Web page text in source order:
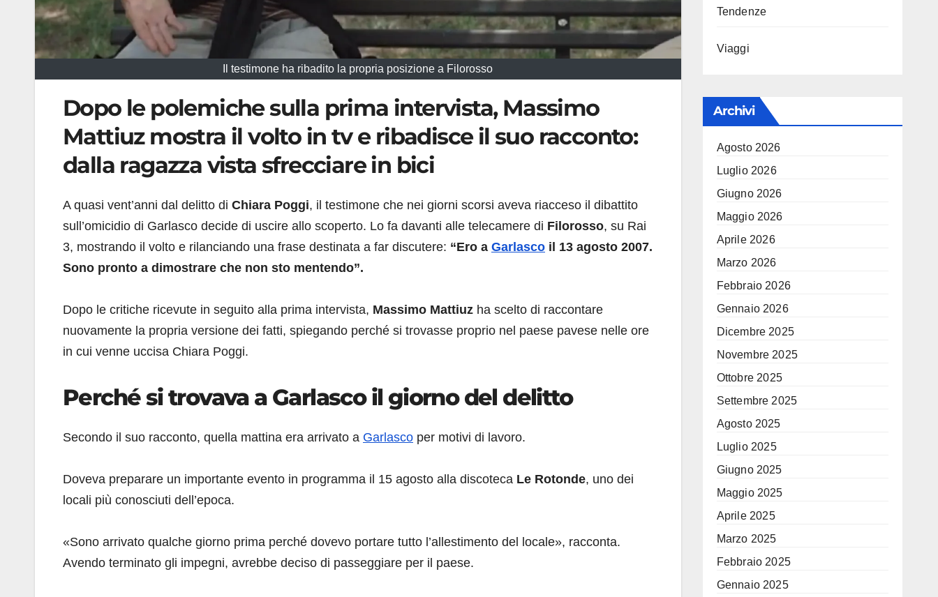
Il testimone ha ribadito la propria posizione a Filorosso
Dopo le polemiche sulla prima intervista, Massimo
Mattiuz mostra il volto in tv e ribadisce il suo racconto:
dalla ragazza vista sfrecciare in bici
A quasi vent’anni dal delitto di Chiara Poggi, il testimone che nei giorni scorsi aveva riacceso il dibattito
sull’omicidio di Garlasco decide di uscire allo scoperto. Lo fa davanti alle telecamere di Filorosso, su Rai
3, mostrando il volto e rilanciando una frase destinata a far discutere: “Ero a Garlasco il 13 agosto 2007.
Sono pronto a dimostrare che non sto mentendo”.
Dopo le critiche ricevute in seguito alla prima intervista, Massimo Mattiuz ha scelto di raccontare
nuovamente la propria versione dei fatti, spiegando perché si trovasse proprio nel paese pavese nelle ore
in cui venne uccisa Chiara Poggi.
Perché si trovava a Garlasco il giorno del delitto
Secondo il suo racconto, quella mattina era arrivato a Garlasco per motivi di lavoro.
Doveva preparare un importante evento in programma il 15 agosto alla discoteca Le Rotonde, uno dei
locali più conosciuti dell’epoca.
«Sono arrivato qualche giorno prima perché dovevo portare tutto l’allestimento del locale», racconta.
Avendo terminato gli impegni, avrebbe deciso di passeggiare per il paese.
Tendenze
Viaggi
Archivi
Agosto 2026
Luglio 2026
Giugno 2026
Maggio 2026
Aprile 2026
Marzo 2026
Febbraio 2026
Gennaio 2026
Dicembre 2025
Novembre 2025
Ottobre 2025
Settembre 2025
Agosto 2025
Luglio 2025
Giugno 2025
Maggio 2025
Aprile 2025
Marzo 2025
Febbraio 2025
Gennaio 2025